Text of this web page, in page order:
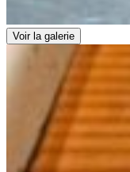
Voir la galerie